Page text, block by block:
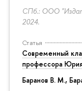
СПб.: ООО
2024.
Статья
Современный
профессора
Баранов В. М.,